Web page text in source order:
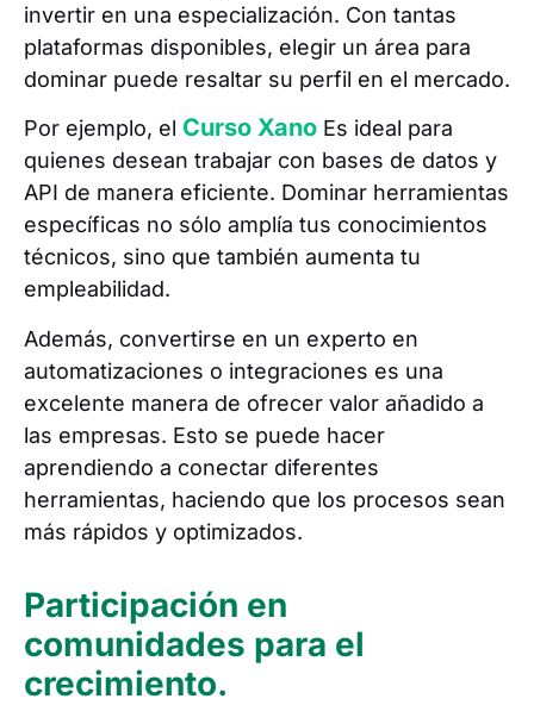
invertir en una especialización. Con tantas
plataformas disponibles, elegir un área para
dominar puede resaltar su perfil en el mercado.
Por ejemplo, el Curso Xano Es ideal para
quienes desean trabajar con bases de datos y
API de manera eficiente. Dominar herramientas
específicas no sólo amplía tus conocimientos
técnicos, sino que también aumenta tu
empleabilidad.
Además, convertirse en un experto en
automatizaciones o integraciones es una
excelente manera de ofrecer valor añadido a
las empresas. Esto se puede hacer
aprendiendo a conectar diferentes
herramientas, haciendo que los procesos sean
más rápidos y optimizados.
Participación en
comunidades para el
crecimiento.